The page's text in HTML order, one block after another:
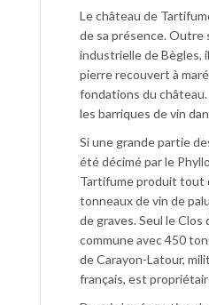
Le château de
de sa présence. Outre
industrielle de Bègles,
pierre recouvert à
fondations du
les barriques de vin
Si une grande partie
été décimé par le
Tartifume produit tout
tonneaux de vin de
de graves. Seul le
commune avec 450
de Carayon-Latour,
français, est